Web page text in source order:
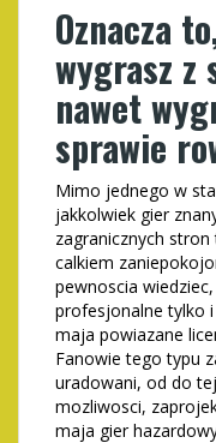
Oznacza
wygrasz
nawet
sprawie
Mimo jednego w
jakkolwiek gier
zagranicznych
calkiem
pewnoscia
profesjonalne tylko
maja powiazane
Fanowie tego typu
uradowani, od do
mozliwosci,
maja gier